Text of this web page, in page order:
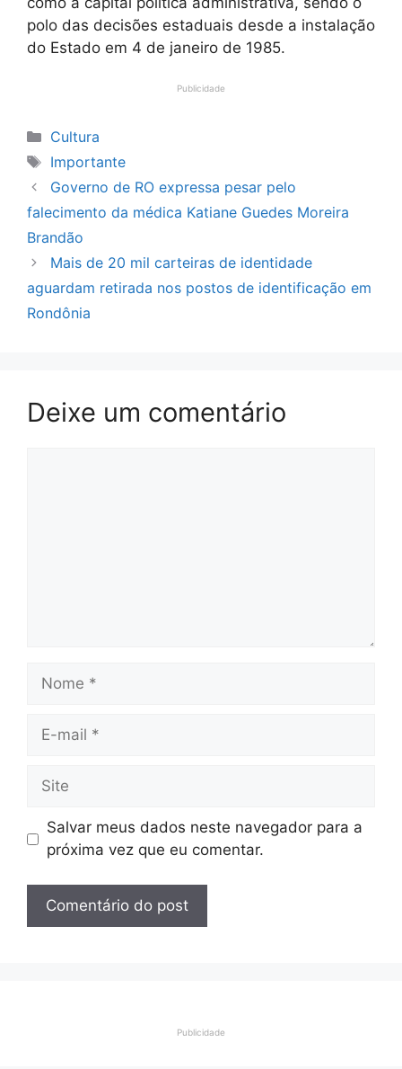
polo das decisões estaduais desde a instalação
do Estado em 4 de janeiro de 1985.
Publicidade
Categorias
Cultura
Tags
Importante
Governo de RO expressa pesar pelo
falecimento da médica Katiane Guedes Moreira
Brandão
Mais de 20 mil carteiras de identidade
aguardam retirada nos postos de identificação em
Rondônia
Deixe um comentário
Nome
Site
Salvar meus dados neste navegador para a
próxima vez que eu comentar.
Publicidade